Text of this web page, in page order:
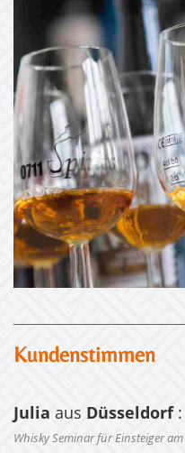
Kundenstimmen
Julia aus Düsseldorf
Whisky Seminar für Einsteiger